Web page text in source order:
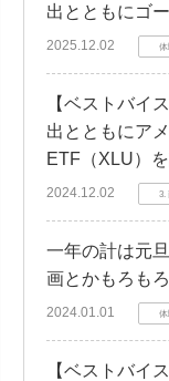
出とともにゴ
2025.12.02
【ベストバイ
出とともにア
ETF（XLU）
2024.12.02 3.
一年の計は元
画とかもろもろ
2024.01.01
【ベストバイ